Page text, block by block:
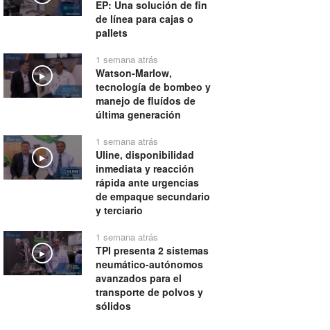
EP: Una solución de fin
de línea para cajas o
pallets
Play
1 semana atrás
Watson-Marlow,
tecnología de bombeo y
manejo de fluídos de
última generación
Play
1 semana atrás
Uline, disponibilidad
inmediata y reacción
rápida ante urgencias
de empaque secundario
y terciario
Play
1 semana atrás
TPI presenta 2 sistemas
neumático-autónomos
avanzados para el
transporte de polvos y
sólidos